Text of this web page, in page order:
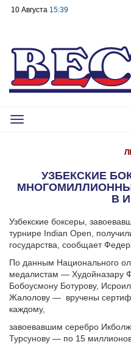
10 Августа 15:39
Toggle
УЗБЕКСКИЕ
В
Узбекские боксеры,
турнире Indian Open,
государства, сообщает
По данным Национального
медалистам — Худойназару
Бобоусмону Ботурову,
Жалолову — вручены
каждому,
завоевавшим серебро
Турсунову — по 15